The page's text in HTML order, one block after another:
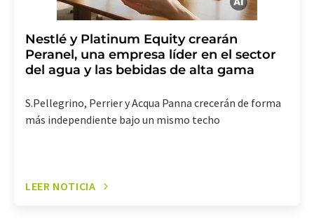
Nestlé y Platinum Equity crearán
Peranel, una empresa líder en el sector
del agua y las bebidas de alta gama
S.Pellegrino, Perrier y Acqua Panna crecerán de forma
más independiente bajo un mismo techo
LEER NOTICIA